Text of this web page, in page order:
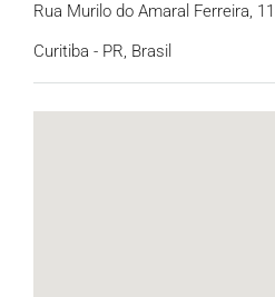
Rua Murilo do Amaral Ferreira,
Curitiba - PR, Brasil